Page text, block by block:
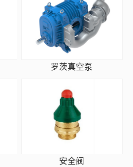
罗茨真空泵
安全阀